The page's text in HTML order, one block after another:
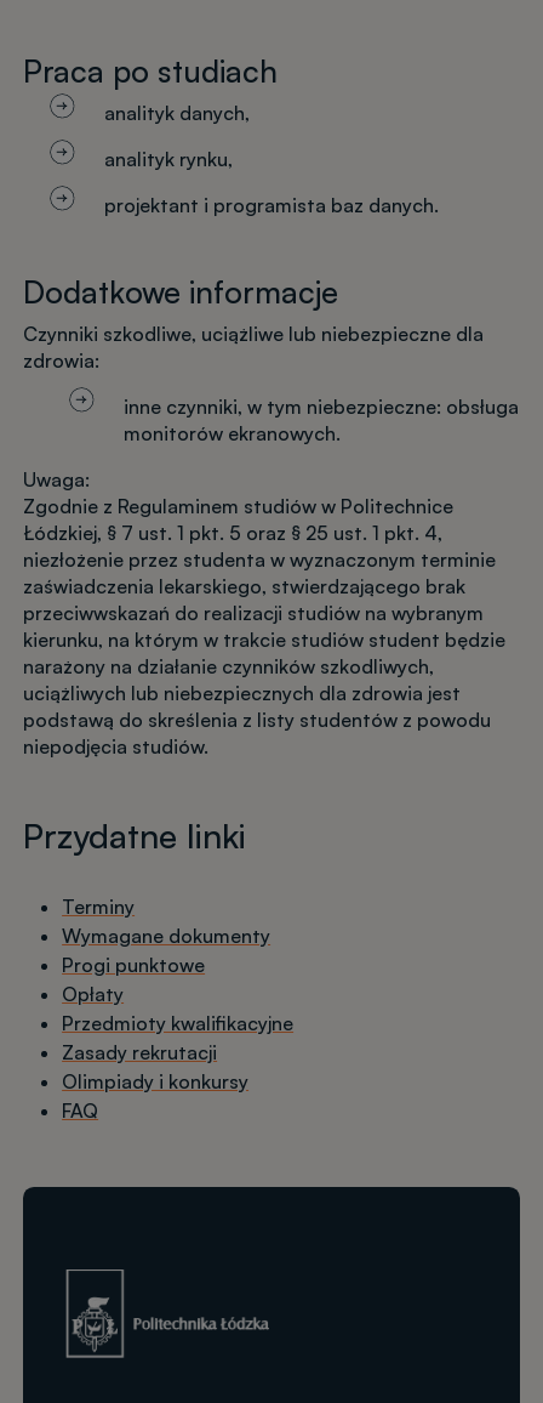
Praca po studiach
analityk danych,
analityk rynku,
projektant i programista baz danych.
Dodatkowe informacje
Czynniki szkodliwe, uciążliwe lub niebezpieczne dla
zdrowia:
inne czynniki, w tym niebezpieczne: obsługa
monitorów ekranowych.
Uwaga:
Zgodnie z Regulaminem studiów w Politechnice
Łódzkiej, § 7 ust. 1 pkt. 5 oraz § 25 ust. 1 pkt. 4,
niezłożenie przez studenta w wyznaczonym terminie
zaświadczenia lekarskiego, stwierdzającego brak
przeciwwskazań do realizacji studiów na wybranym
kierunku, na którym w trakcie studiów student będzie
narażony na działanie czynników szkodliwych,
uciążliwych lub niebezpiecznych dla zdrowia jest
podstawą do skreślenia z listy studentów z powodu
niepodjęcia studiów.
Przydatne linki
Terminy
Wymagane dokumenty
Progi punktowe
Opłaty
Przedmioty kwalifikacyjne
Zasady rekrutacji
Olimpiady i konkursy
FAQ
Obraz